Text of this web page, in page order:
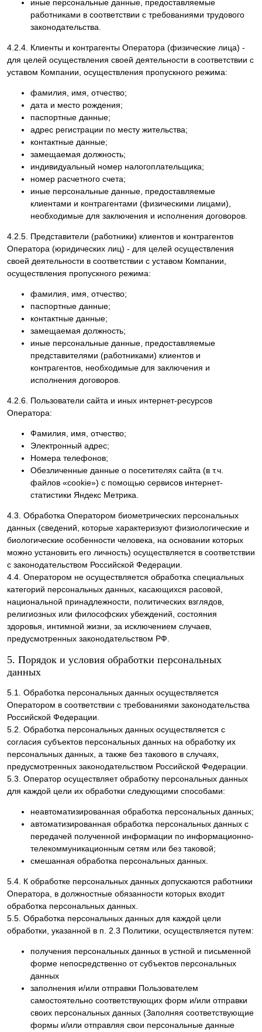
иные персональные данные, предоставляемые
работниками в соответствии с требованиями трудового
законодательства.
4.2.4. Клиенты и контрагенты Оператора (физические лица) -
для целей осуществления своей деятельности в соответствии с
уставом Компании, осуществления пропускного режима:
фамилия, имя, отчество;
дата и место рождения;
паспортные данные;
адрес регистрации по месту жительства;
контактные данные;
замещаемая должность;
индивидуальный номер налогоплательщика;
номер расчетного счета;
иные персональные данные, предоставляемые
клиентами и контрагентами (физическими лицами),
необходимые для заключения и исполнения договоров.
4.2.5. Представители (работники) клиентов и контрагентов
Оператора (юридических лиц) - для целей осуществления
своей деятельности в соответствии с уставом Компании,
осуществления пропускного режима:
фамилия, имя, отчество;
паспортные данные;
контактные данные;
замещаемая должность;
иные персональные данные, предоставляемые
представителями (работниками) клиентов и
контрагентов, необходимые для заключения и
исполнения договоров.
4.2.6. Пользователи сайта и иных интернет-ресурсов
Оператора:
Фамилия, имя, отчество;
Электронный адрес;
Номера телефонов;
Обезличенные данные о посетителях сайта (в т.ч.
файлов «cookie») с помощью сервисов интернет-
статистики Яндекс Метрика.
4.3. Обработка Оператором биометрических персональных
данных (сведений, которые характеризуют физиологические и
биологические особенности человека, на основании которых
можно установить его личность) осуществляется в соответствии
с законодательством Российской Федерации.
4.4. Оператором не осуществляется обработка специальных
категорий персональных данных, касающихся расовой,
национальной принадлежности, политических взглядов,
религиозных или философских убеждений, состояния
здоровья, интимной жизни, за исключением случаев,
предусмотренных законодательством РФ.
5. Порядок и условия обработки персональных
данных
5.1. Обработка персональных данных осуществляется
Оператором в соответствии с требованиями законодательства
Российской Федерации.
5.2. Обработка персональных данных осуществляется с
согласия субъектов персональных данных на обработку их
персональных данных, а также без такового в случаях,
предусмотренных законодательством Российской Федерации.
5.3. Оператор осуществляет обработку персональных данных
для каждой цели их обработки следующими способами:
неавтоматизированная обработка персональных данных;
автоматизированная обработка персональных данных с
передачей полученной информации по информационно-
телекоммуникационным сетям или без таковой;
смешанная обработка персональных данных.
5.4. К обработке персональных данных допускаются работники
Оператора, в должностные обязанности которых входит
обработка персональных данных.
5.5. Обработка персональных данных для каждой цели
обработки, указанной в п. 2.3 Политики, осуществляется путем:
получения персональных данных в устной и письменной
форме непосредственно от субъектов персональных
данных
заполнения и/или отправки Пользователем
самостоятельно соответствующих форм и/или отправки
своих персональных данных (Заполняя соответствующие
формы и/или отправляя свои персональные данные